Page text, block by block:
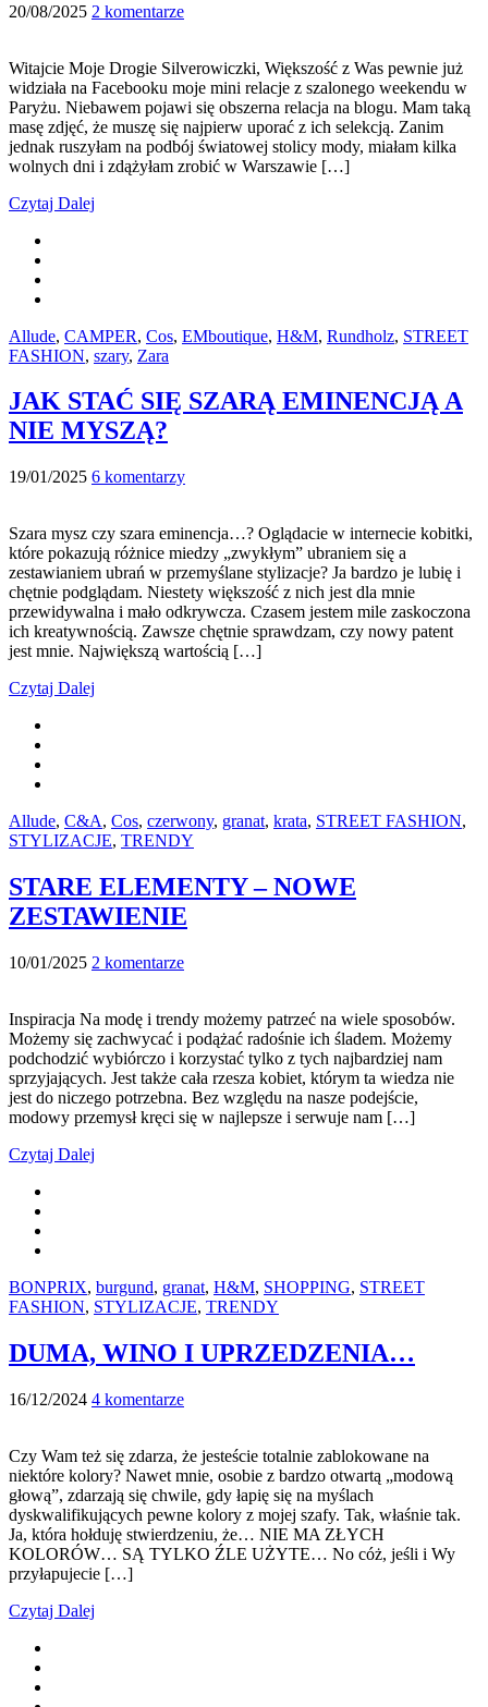
20/08/2025 2 komentarze
Witajcie Moje Drogie Silverowiczki, Większość z Was pewnie już
widziała na Facebooku moje mini relacje z szalonego weekendu w
Paryżu. Niebawem pojawi się obszerna relacja na blogu. Mam taką
masę zdjęć, że muszę się najpierw uporać z ich selekcją. Zanim
jednak ruszyłam na podbój światowej stolicy mody, miałam kilka
wolnych dni i zdążyłam zrobić w Warszawie […]
Czytaj Dalej
Allude, CAMPER, Cos, EMboutique, H&M, Rundholz, STREET
FASHION, szary, Zara
JAK STAĆ SIĘ SZARĄ EMINENCJĄ A
NIE MYSZĄ?
19/01/2025 6 komentarzy
Szara mysz czy szara eminencja…? Oglądacie w internecie kobitki,
które pokazują różnice miedzy „zwykłym” ubraniem się a
zestawianiem ubrań w przemyślane stylizacje? Ja bardzo je lubię i
chętnie podglądam. Niestety większość z nich jest dla mnie
przewidywalna i mało odkrywcza. Czasem jestem mile zaskoczona
ich kreatywnością. Zawsze chętnie sprawdzam, czy nowy patent
jest mnie. Największą wartością […]
Czytaj Dalej
Allude, C&A, Cos, czerwony, granat, krata, STREET FASHION,
STYLIZACJE, TRENDY
STARE ELEMENTY – NOWE
ZESTAWIENIE
10/01/2025 2 komentarze
Inspiracja Na modę i trendy możemy patrzeć na wiele sposobów.
Możemy się zachwycać i podążać radośnie ich śladem. Możemy
podchodzić wybiórczo i korzystać tylko z tych najbardziej nam
sprzyjających. Jest także cała rzesza kobiet, którym ta wiedza nie
jest do niczego potrzebna. Bez względu na nasze podejście,
modowy przemysł kręci się w najlepsze i serwuje nam […]
Czytaj Dalej
BONPRIX, burgund, granat, H&M, SHOPPING, STREET
FASHION, STYLIZACJE, TRENDY
DUMA, WINO I UPRZEDZENIA…
16/12/2024 4 komentarze
Czy Wam też się zdarza, że jesteście totalnie zablokowane na
niektóre kolory? Nawet mnie, osobie z bardzo otwartą „modową
głową”, zdarzają się chwile, gdy łapię się na myślach
dyskwalifikujących pewne kolory z mojej szafy. Tak, właśnie tak.
Ja, która hołduję stwierdzeniu, że… NIE MA ZŁYCH
KOLORÓW… SĄ TYLKO ŹLE UŻYTE… No cóż, jeśli i Wy
przyłapujecie […]
Czytaj Dalej